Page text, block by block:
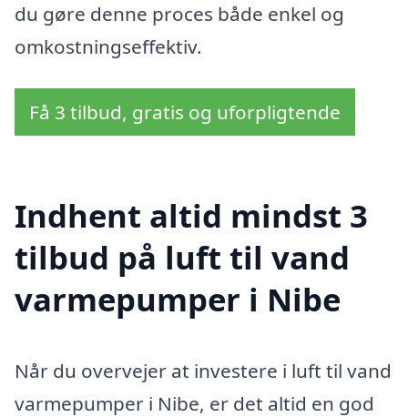
du gøre denne proces både enkel og
omkostningseffektiv.
Få 3 tilbud, gratis og uforpligtende
Indhent altid mindst 3
tilbud på luft til vand
varmepumper i Nibe
Når du overvejer at investere i luft til vand
varmepumper i Nibe, er det altid en god